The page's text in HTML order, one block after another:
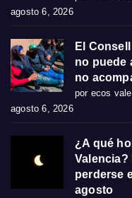
agosto 6, 2026
El
no puede
no
por ecos
agosto 6, 2026
¿A qué
Valencia?
perderse
agosto